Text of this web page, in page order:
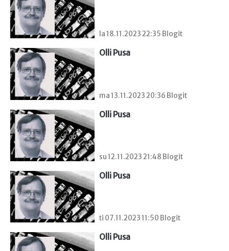
la 18.11.2023 22:35 Blogit
Olli Pusa
ma 13.11.2023 20:36 Blogit
Olli Pusa
su 12.11.2023 21:48 Blogit
Olli Pusa
ti 07.11.2023 11:50 Blogit
Olli Pusa